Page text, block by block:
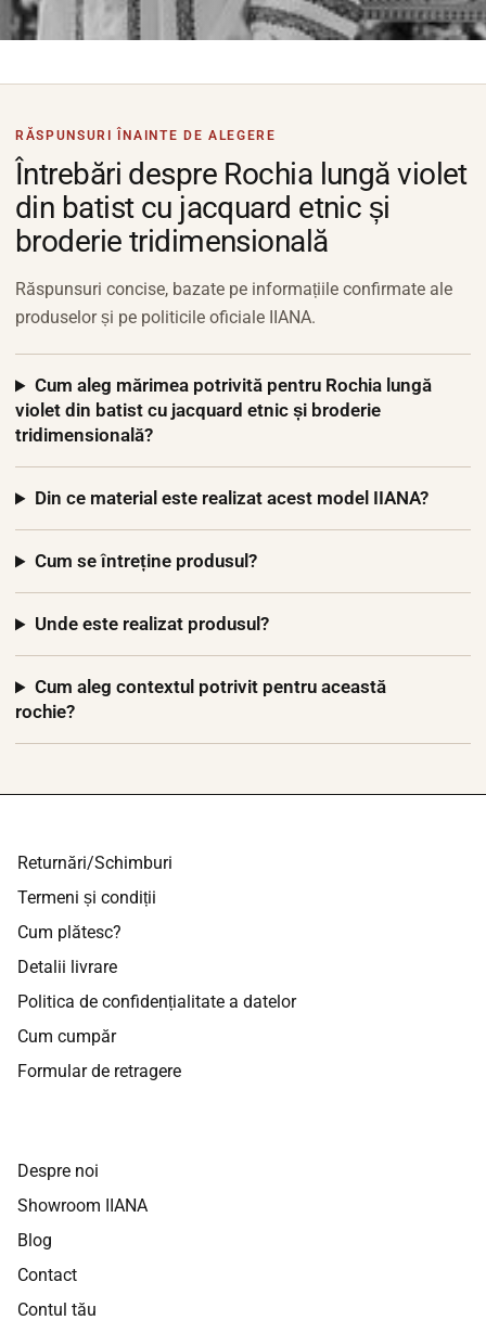
RĂSPUNSURI ÎNAINTE DE ALEGERE
Întrebări despre Rochia lungă violet
din batist cu jacquard etnic și
broderie tridimensională
Răspunsuri concise, bazate pe informațiile confirmate ale
produselor și pe politicile oficiale IIANA.
Cum aleg mărimea potrivită pentru Rochia lungă
violet din batist cu jacquard etnic și broderie
tridimensională?
Din ce material este realizat acest model IIANA?
Cum se întreține produsul?
Unde este realizat produsul?
Cum aleg contextul potrivit pentru această
rochie?
Returnări/Schimburi
Termeni și condiții
Cum plătesc?
Detalii livrare
Politica de confidențialitate a datelor
Cum cumpăr
Formular de retragere
Despre noi
Showroom IIANA
Blog
Contact
Contul tău